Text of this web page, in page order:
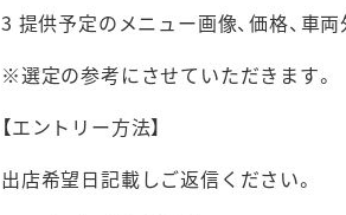
3 提供予定のメニュー画像、価格、車両
※選定の参考にさせていただきます。
【エントリー方法】
出店希望日記載しご返信ください。